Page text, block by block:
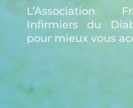
L’Association
Infirmiers du
pour mieux vous